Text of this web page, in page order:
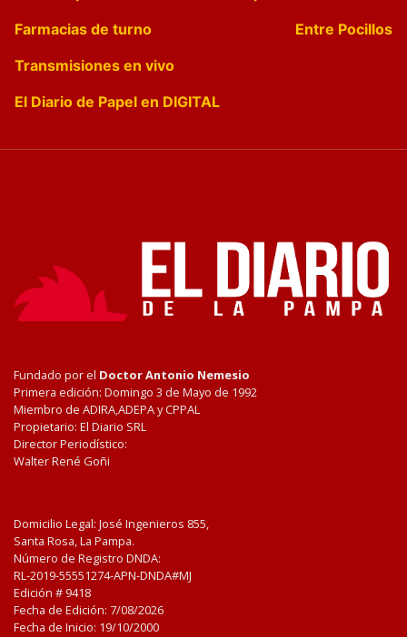
Farmacias de turno
Entre Pocillos
Transmisiones en vivo
El Diario de Papel en DIGITAL
Fundado por el Doctor Antonio Nemesio
Primera edición: Domingo 3 de Mayo de 1992
Miembro de ADIRA,ADEPA y CPPAL
Propietario: El Diario SRL
Director Periodístico:
Walter René Goñi
Domicilio Legal: José Ingenieros 855,
Santa Rosa, La Pampa.
Número de Registro DNDA:
RL-2019-55551274-APN-DNDA#MJ
Edición # 9418
Fecha de Edición: 7/08/2026
Fecha de Inicio: 19/10/2000